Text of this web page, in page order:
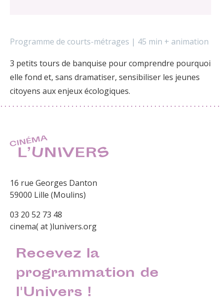
Programme de courts-métrages | 45 min + animation
3 petits tours de banquise pour comprendre pourquoi
elle fond et, sans dramatiser, sensibiliser les jeunes
citoyens aux enjeux écologiques.
16 rue Georges Danton
59000 Lille (Moulins)
03 20 52 73 48
cinema( at )lunivers.org
Recevez la
programmation de
l'Univers !